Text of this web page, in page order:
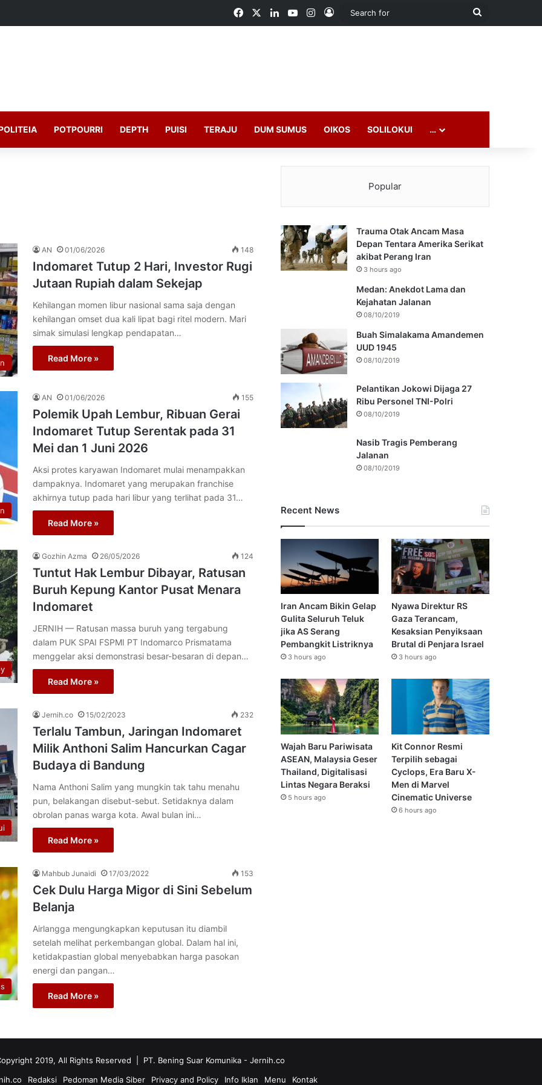
FacebookLinkedInYouTubeInstagram
Log In
Search
POTPOURRI DEPTH PUISI TERAJU DUM SUMUS OIKOS SOLILOKUI …
AN 01/06/2026 148
Indomaret Tutup 2 Hari, Investor Rugi
Jutaan Rupiah dalam Sekejap
Kehilangan momen libur nasional sama saja dengan
kehilangan omset dua kali lipat bagi ritel modern. Mari
simak simulasi lengkap pendapatan…
Read More »
AN 01/06/2026 155
Polemik Upah Lembur, Ribuan Gerai
Indomaret Tutup Serentak pada 31
Mei dan 1 Juni 2026
Aksi protes karyawan Indomaret mulai menampakkan
dampaknya. Indomaret yang merupakan franchise
akhirnya tutup pada hari libur yang terlihat pada 31…
Read More »
Gozhin Azma 26/05/2026 124
Tuntut Hak Lembur Dibayar, Ratusan
Buruh Kepung Kantor Pusat Menara
Indomaret
JERNIH — Ratusan massa buruh yang tergabung
dalam PUK SPAI FSPMI PT Indomarco Prismatama
menggelar aksi demonstrasi besar-besaran di depan…
Read More »
Jernih.co 15/02/2023 232
Terlalu Tambun, Jaringan Indomaret
Milik Anthoni Salim Hancurkan Cagar
Budaya di Bandung
Nama Anthoni Salim yang mungkin tak tahu menahu
pun, belakangan disebut-sebut. Setidaknya dalam
obrolan panas warga kota. Awal bulan ini…
Read More »
Mahbub Junaidi 17/03/2022 153
Cek Dulu Harga Migor di Sini Sebelum
Belanja
Airlangga mengungkapkan keputusan itu diambil
setelah melihat perkembangan global. Dalam hal ini,
ketidakpastian global menyebabkan harga pasokan
energi dan pangan…
Read More »
Popular
Trauma Otak Ancam Masa
Depan Tentara Amerika Serikat
akibat Perang Iran
3 hours ago
Medan: Anekdot Lama dan
Kejahatan Jalanan
08/10/2019
Buah Simalakama Amandemen
UUD 1945
08/10/2019
Pelantikan Jokowi Dijaga 27
Ribu Personel TNI-Polri
08/10/2019
Nasib Tragis Pemberang
Jalanan
08/10/2019
Recent News
Iran Ancam Bikin Gelap
Gulita Seluruh Teluk
jika AS Serang
Pembangkit Listriknya
3 hours ago
Nyawa Direktur RS
Gaza Terancam,
Kesaksian Penyiksaan
Brutal di Penjara Israel
3 hours ago
Wajah Baru Pariwisata
ASEAN, Malaysia Geser
Thailand, Digitalisasi
Lintas Negara Beraksi
5 hours ago
Kit Connor Resmi
Terpilih sebagai
Cyclops, Era Baru X-
Men di Marvel
Cinematic Universe
6 hours ago
2019, All Rights Reserved | PT. Bening Suar Komunika - Jernih.co
Redaksi Pedoman Media Siber Privacy and Policy Info Iklan Menu Kontak